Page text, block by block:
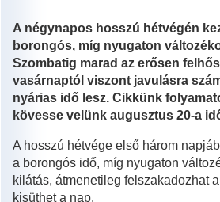
A négynapos hosszú hétvégén
borongós, míg nyugaton
Szombatig marad az erősen
vasárnaptól viszont javulásra
nyárias idő lesz. Cikkünk
kövesse velünk augusztus 20-a
A hosszú hétvége első három
a borongós idő, míg nyugaton
kilátás, átmenetileg felszakadozhat
kisüthet a nap.